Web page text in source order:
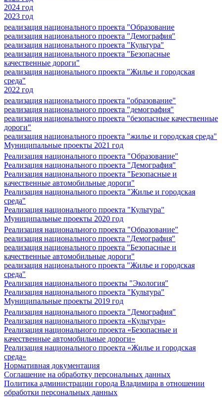
2024 год
2023 год
реализация национального проекта "Образование
реализация национального проекта "Демография"
реализация национального проекта "Культура"
реализация национального проекта "Безопасные
качественные дороги"
реализация национального проекта "Жилье и городская
среда"
2022 год
реализация национального проекта "образование"
реализация национального проекта "демография"
реализация национального проекта "безопасные качественные
дороги"
реализация национального проекта "жилье и городская среда"
Муниципальные проекты 2021 год
Реализация национального проекта "Образование"
Реализация национального проекта "Демография"
Реализация национального проекта "Безопасные и
качественные автомобильные дороги"
Реализация национального проекта "Жилье и городская
среда"
Реализация национального проекта "Культура"
Муниципальные проекты 2020 год
Реализация национального проекта "Образование"
реализация национального проекта "Демография"
реализация национального проекта "Безопасные и
качественные автомобильные дороги"
реализация национального проекта "Жилье и городская
среда"
Реализация национального проекты "Экология"
Реализация национального проекта "Культура"
Муниципальные проекты 2019 год
Реализация национального проекта "Демография"
Реализация национального проекта «Культура»
Реализация национального проекта «Безопасные и
качественные автомобильные дороги»
Реализация национального проекта «Жилье и городская
среда»
Нормативная документация
Соглашение на обработку персональных данных
Политика администрации города Владимира в отношении
обработки персональных данных